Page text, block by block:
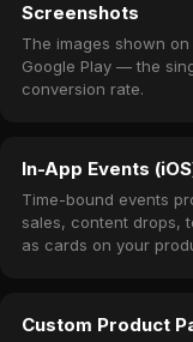
Screenshots
The images shown
Google Play — the
conversion rate.
In-App Events
Time-bound events
sales, content drops,
as cards on your
Custom Product